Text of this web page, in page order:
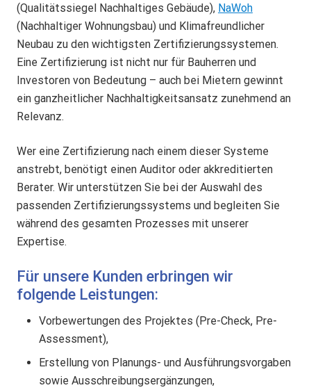
(Qualitätssiegel Nachhaltiges Gebäude), NaWoh
(Nachhaltiger Wohnungsbau) und Klimafreundlicher
Neubau zu den wichtigsten Zertifizierungssystemen.
Eine Zertifizierung ist nicht nur für Bauherren und
Investoren von Bedeutung – auch bei Mietern gewinnt
ein ganzheitlicher Nachhaltigkeitsansatz zunehmend an
Relevanz.
Wer eine Zertifizierung nach einem dieser Systeme
anstrebt, benötigt einen Auditor oder akkreditierten
Berater. Wir unterstützen Sie bei der Auswahl des
passenden Zertifizierungssystems und begleiten Sie
während des gesamten Prozesses mit unserer
Expertise.
Für unsere Kunden erbringen wir
folgende Leistungen:
Vorbewertungen des Projektes (Pre-Check, Pre-
Assessment),
Erstellung von Planungs- und Ausführungsvorgaben
sowie Ausschreibungsergänzungen,